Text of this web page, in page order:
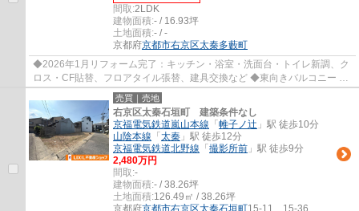
間取:2LDK
建物面積:- / 16.93坪
土地面積:- / -
京都府京都市右京区太秦多藪町
◆2026年1月リフォーム完了：キッチン・浴室・洗面台・トイレ新調、ク
ロス・CF貼替、フロアタイル張替、建具交換など ◆東向きバルコニー ◆
約37平米の専用庭付 ◆全居室収納あり ◆徒歩約4...
売買｜売地
右京区太秦石垣町 建築条件なし
京福電気鉄道嵐山本線 「 帷子ノ辻 」駅 徒歩10分
山陰本線 「 太秦 」駅 徒歩12分
京福電気鉄道北野線 「 撮影所前 」駅 徒歩9分
2,480万円
間取:-
建物面積:- / 38.26坪
土地面積:126.49㎡ / 38.26坪
京都府京都市右京区太秦石垣町15-11、15-36